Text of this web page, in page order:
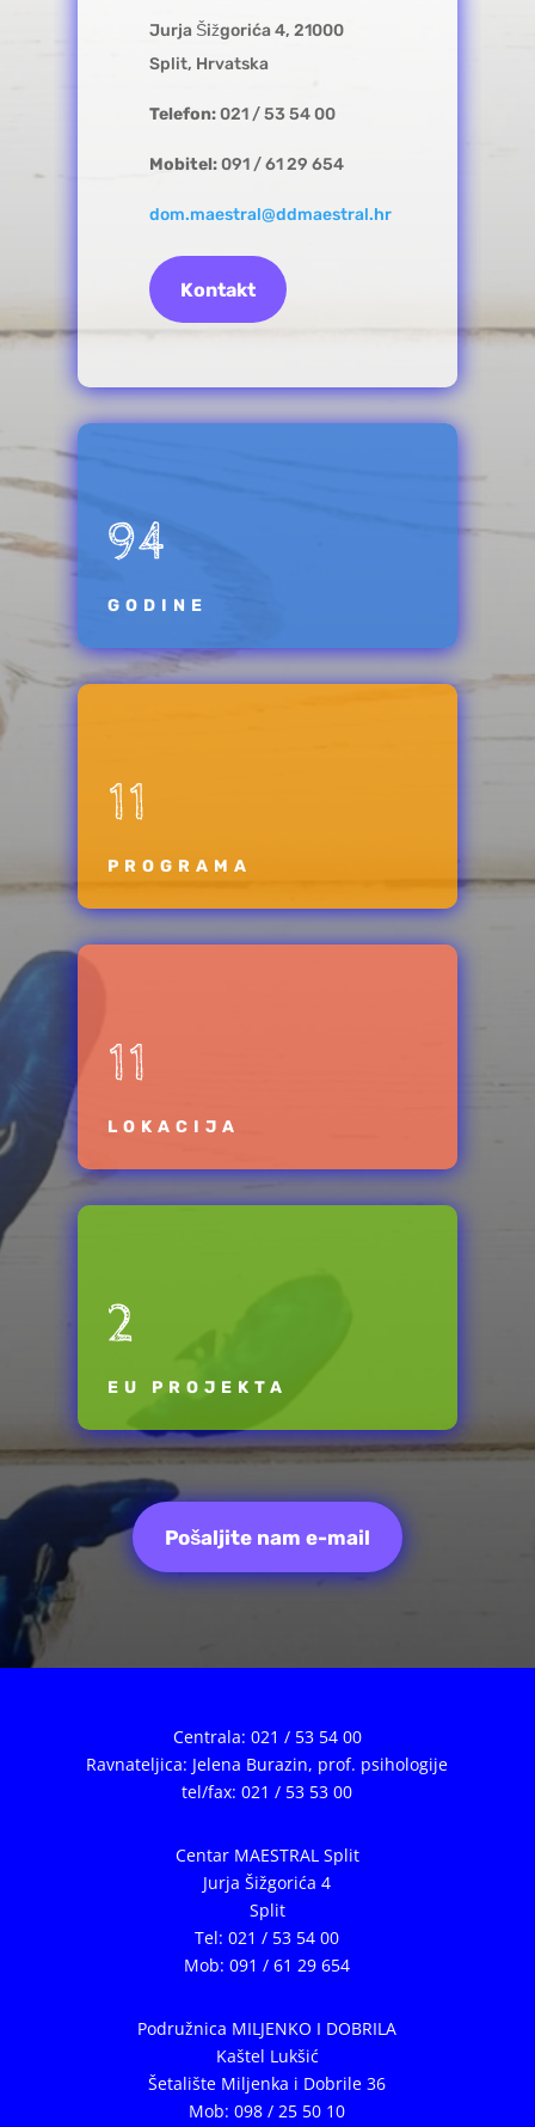
Jurja Šižgorića 4, 21000
Split, Hrvatska
Telefon:021 / 53 54 00
Mobitel:091 / 61 29 654
dom.maestral@ddmaestral.hr
Kontakt
94
GODINE
11
PROGRAMA
11
LOKACIJA
2
EU PROJEKTA
Pošaljite nam e-mail
Centrala: 021 / 53 54 00
Ravnateljica: Jelena Burazin, prof. psihologije
tel/fax: 021 / 53 53 00
Centar MAESTRAL Split
Jurja Šižgorića 4
Split
Tel: 021 / 53 54 00
Mob: 091 / 61 29 654
Podružnica MILJENKO I DOBRILA
Kaštel Lukšić
Šetalište Miljenka i Dobrile 36
Mob: 098 / 25 50 10